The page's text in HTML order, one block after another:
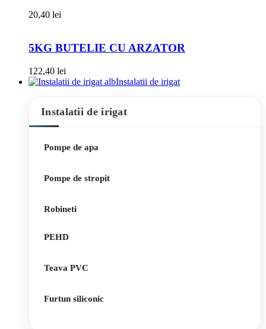
20,40 lei
5KG BUTELIE CU ARZATOR
122,40 lei
Instalatii de irigat
Instalatii de irigat
Pompe de apa
Pompe de stropit
Robineti
PEHD
Teava PVC
Furtun siliconic